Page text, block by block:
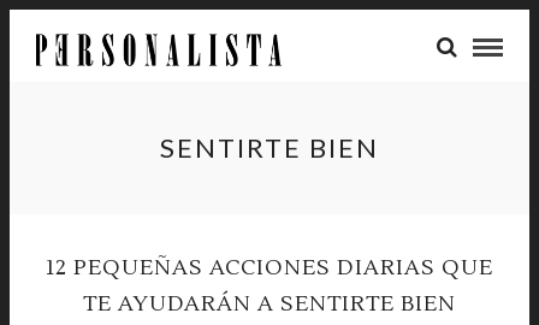
SENTIRTE BIEN
12 PEQUEÑAS ACCIONES DIARIAS QUE
TE AYUDARÁN A SENTIRTE BIEN